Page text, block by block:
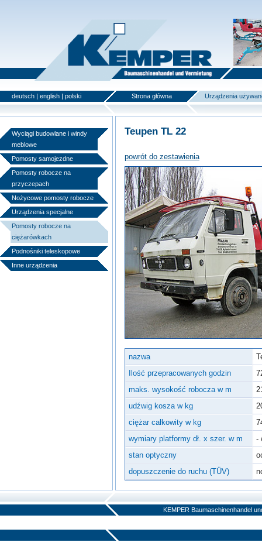
deutsch | english | polski Strona główna Urządzenia
Wyciągi budowlane i windy
meblowe
Pomosty samojezdne
Pomosty robocze na
przyczepach
Nożycowe pomosty robocze
Urządzenia specjalne
Pomosty robocze na
ciężarówkach
Podnośniki teleskopowe
Inne urządzenia
Teupen TL 22
powrót do zestawienia
nazwa
Ilość przepracowanych godzin
maks. wysokość robocza w m
udźwig kosza w kg
ciężar całkowity w kg
wymiary platformy dł. x szer. w m
-
stan optyczny
dopuszczenie do ruchu (TÜV)
KEMPER Baumaschinenhandel